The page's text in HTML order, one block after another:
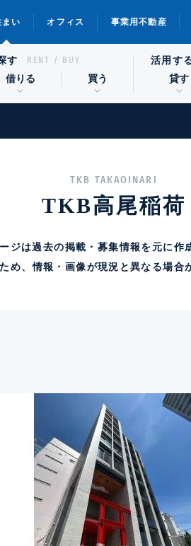
まい オフィス 事業用不動産
す RENT / BUY
借りる 買う
活用す
貸す
TKB TAKAOINARI
TKB高尾稲荷
ジは過去の掲載・募集情報を元に作
め、情報・画像が現況と異なる場合